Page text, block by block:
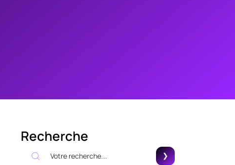
Recherche